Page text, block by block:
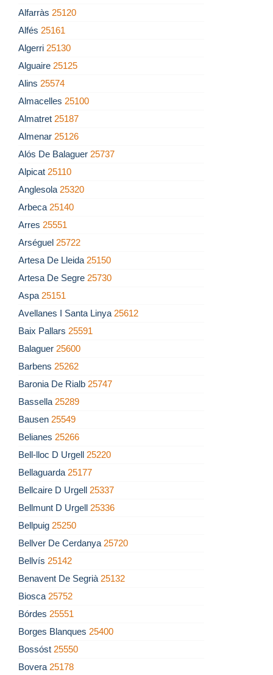
Alfarràs 25120
Alfés 25161
Algerri 25130
Alguaire 25125
Alins 25574
Almacelles 25100
Almatret 25187
Almenar 25126
Alós De Balaguer 25737
Alpicat 25110
Anglesola 25320
Arbeca 25140
Arres 25551
Arséguel 25722
Artesa De Lleida 25150
Artesa De Segre 25730
Aspa 25151
Avellanes I Santa Linya 25612
Baix Pallars 25591
Balaguer 25600
Barbens 25262
Baronia De Rialb 25747
Bassella 25289
Bausen 25549
Belianes 25266
Bell-lloc D Urgell 25220
Bellaguarda 25177
Bellcaire D Urgell 25337
Bellmunt D Urgell 25336
Bellpuig 25250
Bellver De Cerdanya 25720
Bellvís 25142
Benavent De Segrià 25132
Biosca 25752
Bórdes 25551
Borges Blanques 25400
Bossóst 25550
Bovera 25178